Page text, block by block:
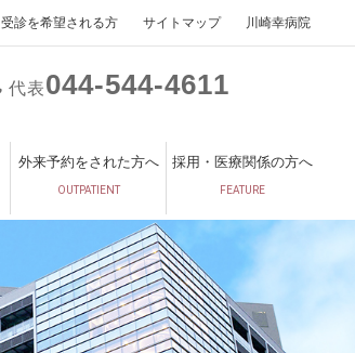
受診を希望される方 サイトマップ 川崎幸病院
代表044 544 4611
外来予約をされた方へ
OUTPATIENT
採用・医療関係の方へ
FEATURE